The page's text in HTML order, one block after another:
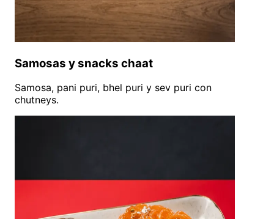
Samosas y snacks chaat
Samosa, pani puri, bhel puri y sev puri con
chutneys.